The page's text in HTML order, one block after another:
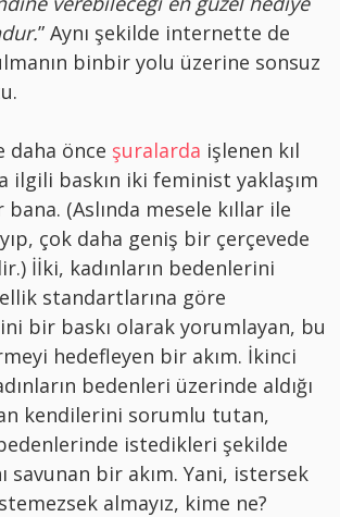
” Aynı şekilde internette de
binbir yolu üzerine sonsuz
daha önce şuralarda işlenen kıl
ilgili baskın iki feminist yaklaşım
(Aslında mesele kıllar ile
çok daha geniş bir çerçevede
İİki, kadınların bedenlerini
standartlarına göre
bir baskı olarak yorumlayan, bu
hedefleyen bir akım. İkinci
bedenleri üzerinde aldığı
kendilerini sorumlu tutan,
bedenlerinde istedikleri şekilde
savunan bir akım. Yani, istersek
istemezsek almayız, kime ne?